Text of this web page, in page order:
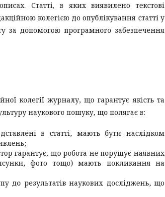
Статті, в яких виявилено текстові
колегією до опублікування статті у
за допомогою програмного забезпечення
колегії журналу, що гарантує якість та
наукового пошуку, що полягає в:
в статті, мають бути наслідком
гарантує, що робота не порушує наявних
фото тощо) мають покликання на
до результатів наукових досліджень, що